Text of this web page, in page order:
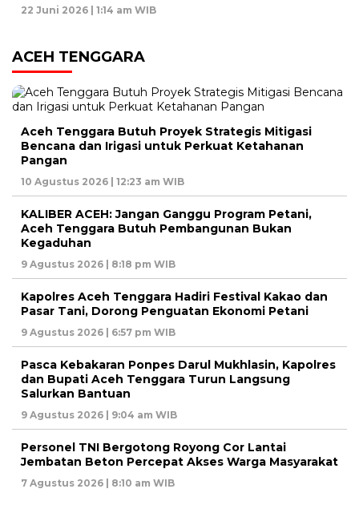
22 Juni 2026 | 1:14 am WIB
ACEH TENGGARA
Aceh Tenggara Butuh Proyek Strategis Mitigasi
Bencana dan Irigasi untuk Perkuat Ketahanan
Pangan
10 Agustus 2026 | 12:23 am WIB
KALIBER ACEH: Jangan Ganggu Program Petani,
Aceh Tenggara Butuh Pembangunan Bukan
Kegaduhan
9 Agustus 2026 | 8:18 pm WIB
Kapolres Aceh Tenggara Hadiri Festival Kakao dan
Pasar Tani, Dorong Penguatan Ekonomi Petani
9 Agustus 2026 | 6:57 pm WIB
Pasca Kebakaran Ponpes Darul Mukhlasin, Kapolres
dan Bupati Aceh Tenggara Turun Langsung
Salurkan Bantuan
9 Agustus 2026 | 9:04 am WIB
Personel TNI Bergotong Royong Cor Lantai
Jembatan Beton Percepat Akses Warga Masyarakat
7 Agustus 2026 | 8:10 am WIB